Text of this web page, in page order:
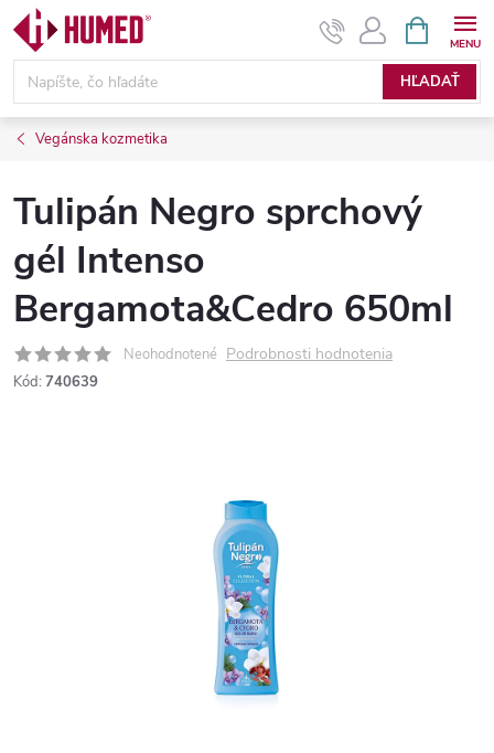
Prejsť
obsah
HĽADAŤ
KOŠÍK
Vegánska kozmetika
Tulipán Negro sprchový
gél Intenso
Bergamota&Cedro 650ml
Neohodnotené Podrobnosti hodnotenia
Kód: 740639